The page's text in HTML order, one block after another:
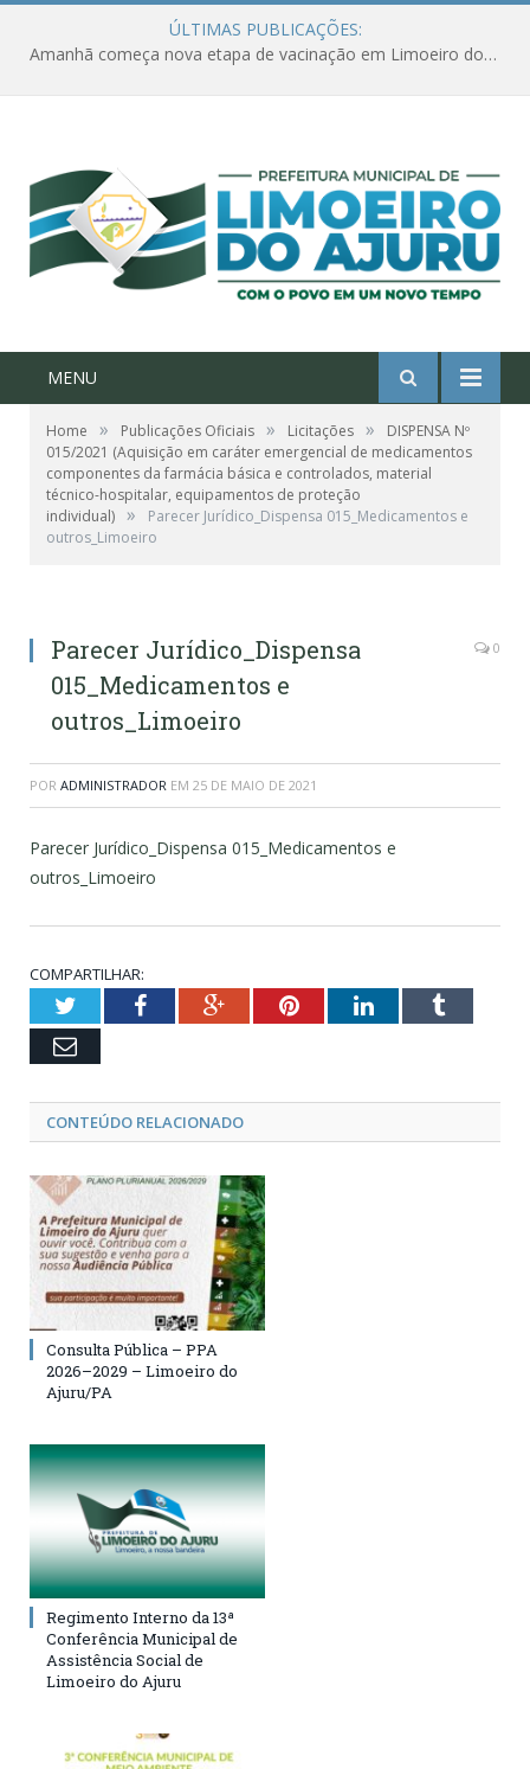
ÚLTIMAS PUBLICAÇÕES:
Ações de combate à Covid-19 na região ribeirinha de Limoeiro do Ajuru continuam
MENU
Home » Publicações Oficiais » Licitações »
DISPENSA Nº
015/2021 (Aquisição em caráter emergencial de medicamentos
componentes da farmácia básica e controlados, material
técnico-hospitalar, equipamentos de proteção
individual) »
Parecer Jurídico_Dispensa 015_Medicamentos e
outros_Limoeiro
Parecer Jurídico_Dispensa
015_Medicamentos e
outros_Limoeiro
0
POR ADMINISTRADOR EM 25 DE MAIO DE 2021
Parecer Jurídico_Dispensa 015_Medicamentos e
outros_Limoeiro
COMPARTILHAR:
TwitterFacebookGoogle+PinterestLinkedInTumblr
Email
CONTEÚDO RELACIONADO
Consulta Pública – PPA
2026–2029 – Limoeiro do
Ajuru/PA
Regimento Interno da 13ª
Conferência Municipal de
Assistência Social de
Limoeiro do Ajuru